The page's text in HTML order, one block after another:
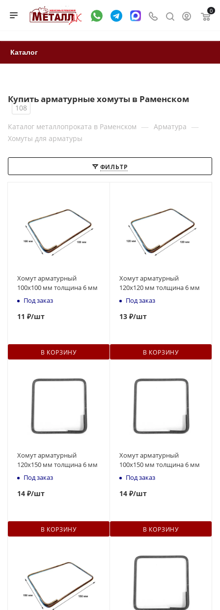
0
Каталог
Купить арматурные хомуты в Раменском
108
Каталог металлопроката в Раменском — Арматура —
Хомуты для арматуры
ФИЛЬТР
Хомут арматурный
100х100 мм толщина 6 мм
Под заказ
11 ₽/шт
В КОРЗИНУ
Хомут арматурный
120х120 мм толщина 6 мм
Под заказ
13 ₽/шт
В КОРЗИНУ
Хомут арматурный
120х150 мм толщина 6 мм
Под заказ
14 ₽/шт
В КОРЗИНУ
Хомут арматурный
100х150 мм толщина 6 мм
Под заказ
14 ₽/шт
В КОРЗИНУ